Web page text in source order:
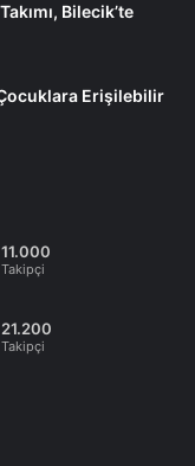
Bilecik’te
Erişilebilir
11.000
Takipçi
21.200
Takipçi